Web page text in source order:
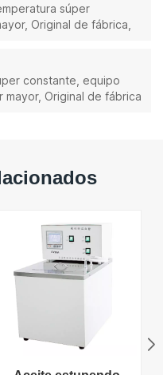
súper
Original de fábrica,
constante, equipo
Original de fábrica